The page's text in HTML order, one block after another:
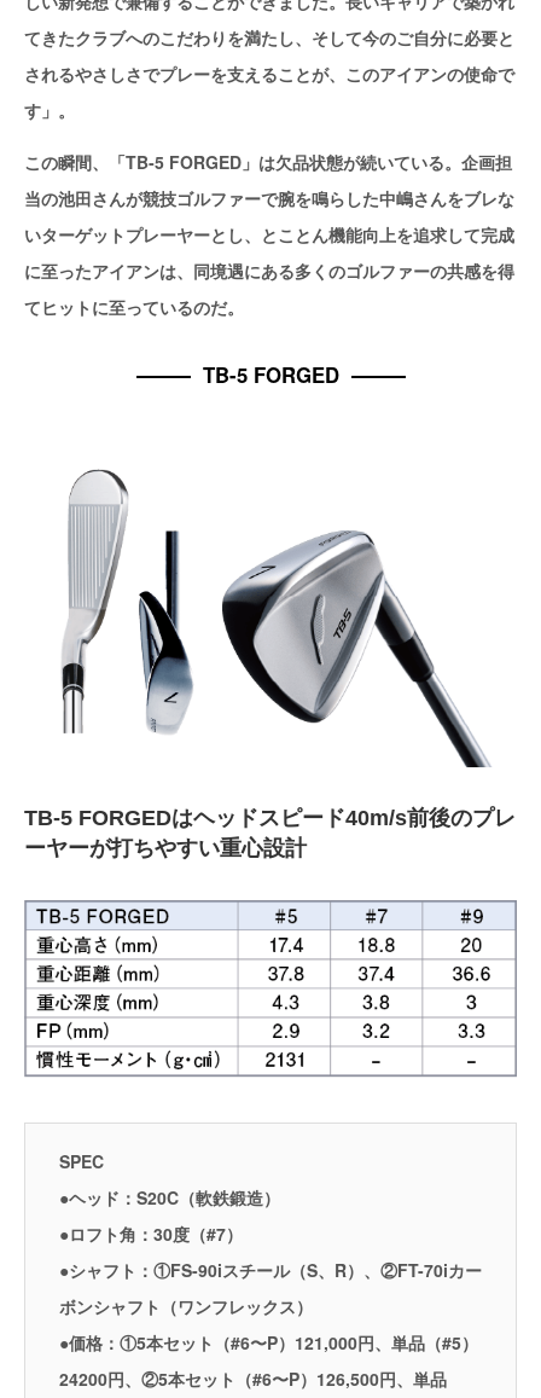
てきたクラブへのこだわりを満たし、そして今のご自分に必要と
されるやさしさでプレーを支えることが、このアイアンの使命で
す」。
この瞬間、「TB‐5 FORGED」は欠品状態が続いている。企画担
当の池田さんが競技ゴルファーで腕を鳴らした中嶋さんをブレな
いターゲットプレーヤーとし、とことん機能向上を追求して完成
に至ったアイアンは、同境遇にある多くのゴルファーの共感を得
てヒットに至っているのだ。
TB-5 FORGED
TB-5 FORGEDはヘッドスピード40m/s前後のプレ
ーヤーが打ちやすい重心設計
SPEC
●ヘッド：S20C（軟鉄鍛造）
●ロフト角：30度（#7）
●シャフト：①FS-90iスチール（S、R）、②FT-70iカー
ボンシャフト（ワンフレックス）
●価格：①5本セット（#6〜P）121,000円、単品（#5）
24200円、②5本セット（#6〜P）126,500円、単品